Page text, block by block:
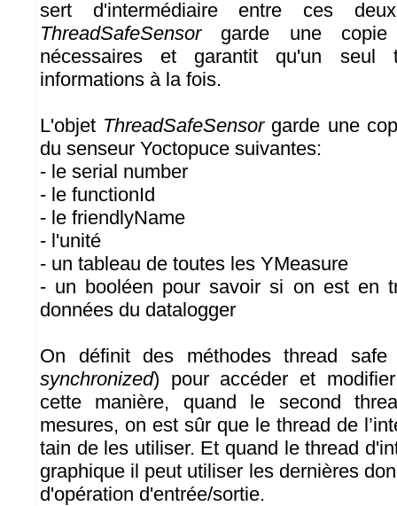
sert d'intermédiaire entre ces
ThreadSafeSensorgarde une copie
nécessaires et garantit qu'un seul
informations à la fois.
L'objet ThreadSafeSensorgarde une
du senseur Yoctopuce suivantes:
- le serial number
- le functionId
- le friendlyName
- l'unité
- un tableau de toutes les YMeasure
- un booléen pour savoir si on est en
données du datalogger
On définit des méthodes thread
synchronized) pour accéder et
cette manière, quand le second
mesures, on est sûr que le thread de
tain de les utiliser. Et quand le thread
graphique il peut utiliser les dernières
d'opération d'entrée/sortie.